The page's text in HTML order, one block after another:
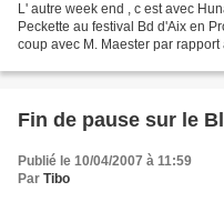
L' autre week end , c est avec
Peckette au festival Bd d'Aix en
coup avec M. Maester par
Fin de pause sur le
Publié le 10/04/2007 à 11:59
Par Tibo